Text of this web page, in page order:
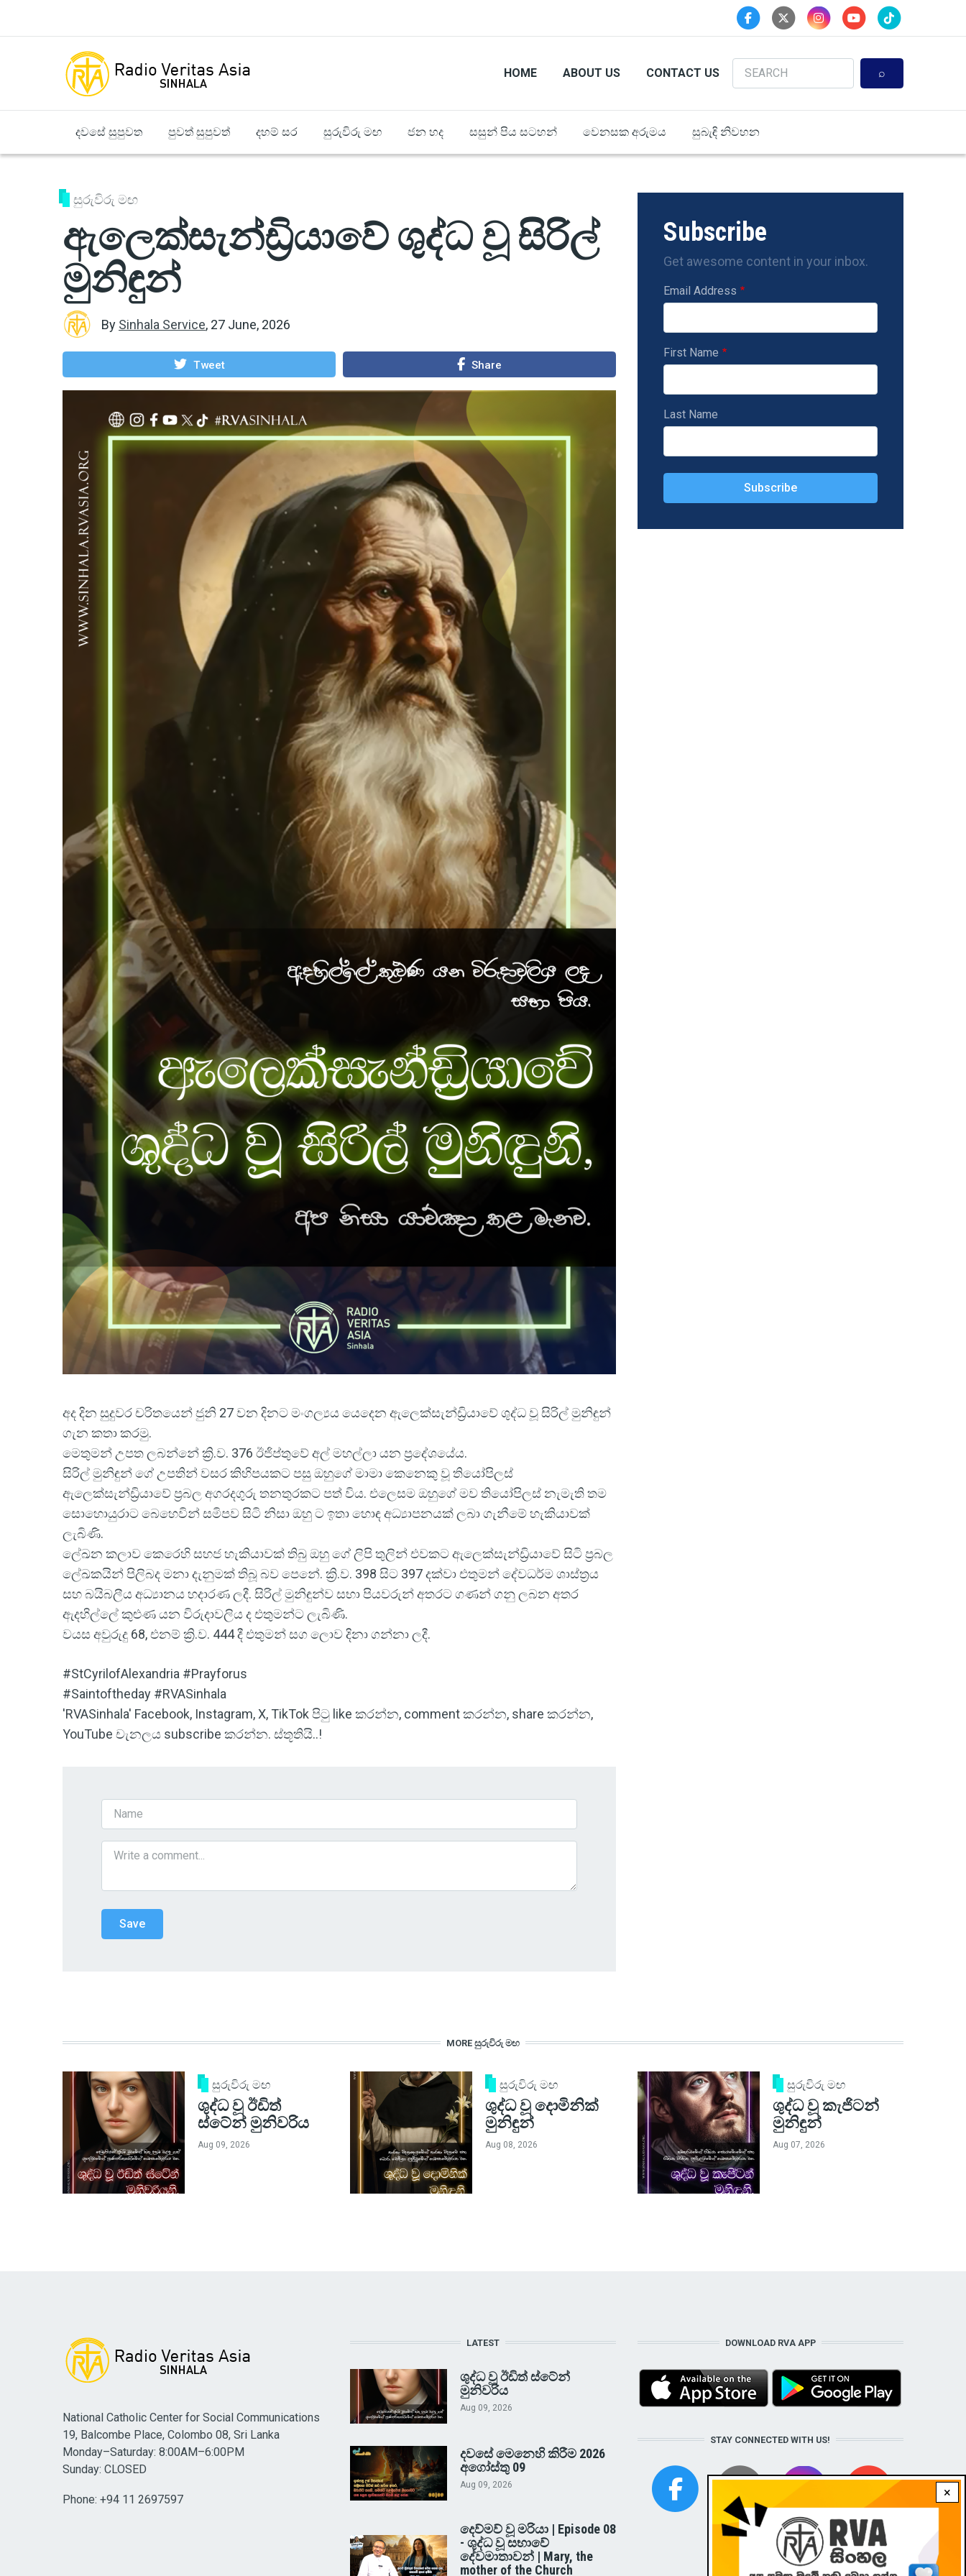
HOME ABOUT US CONTACT US
Search
දවසේ සුපුවත පුවත් සුපුවත් දහම් සර සුරුවිරු මඟ ජන හද සසුන් පිය සටහන් වෙනසක අරුමය සුබැඳි නිවහන
සුරුවිරු මඟ
ඇලෙක්සැන්ඩ්‍රියාවේ ශුද්ධ වූ සිරිල්
මුනිඳුන්
By Sinhala Service, 27 June, 2026
Tweet Share
අද දින සුදුවර චරිතයෙන් ජුනි 27 වන දිනට මංගල්‍යය යෙදෙන ඇලෙක්සැන්ඩ්‍රියාවේ ශුද්ධ වූ සිරිල් මුනිඳුන්
ගැන කතා කරමු.
මෙතුමන් උපත ලබන්නේ ක්‍රි.ව. 376 ඊජිප්තුවේ අල් මහල්ලා යන ප්‍රදේශයේය.
සිරිල් මුනිඳුන් ගේ උපතින් වසර කිහිපයකට පසු ඔහුගේ මාමා කෙනෙකු වූ තියෝපිලස්
ඇලෙක්සැන්ඩ්‍රියාවේ ප්‍රබල අගරදගුරු තනතුරකට පත් විය. එලෙසම ඔහුගේ මව තියෝපිලස් නැමැති තම
සොහොයුරාට බෙහෙවින් සමිපව සිටි නිසා ඔහු ට ඉතා හොඳ අධ්‍යාපනයක් ලබා ගැනීමේ හැකියාවක්
ලැබිණි.
ලේඛන කලාව කෙරෙහි සහජ හැකියාවක් තිබු ඔහු ගේ ලිපි තුලින් එවකට ඇලෙක්සැන්ඩ්‍රියාවේ සිටි ප්‍රබල
ලේඛකයින් පිලිබද මනා දැනුමක් තිබූ බව පෙනේ. ක්‍රි.ව. 398 සිට 397 දක්වා එතුමන් දේවධර්ම ශාස්ත්‍රය
සහ බයිබලීය අධ්‍යානය හදාරණ ලදී. සිරිල් මුනිඳුන්ව සභා පියවරුන් අතරට ගණන් ගනු ලබන අතර
ඇදහිල්ලේ කුළුණ යන විරුදාවලිය ද එතුමන්ට ලැබිණි.
වයස අවුරුදු 68, එනම් ක්‍රි.ව. 444 දී එතුමන් සග ලොව දිනා ගන්නා ලදී.
#StCyrilofAlexandria #Prayforus
#Saintoftheday #RVASinhala
'RVASinhala' Facebook, Instagram, X, TikTok පිටු like කරන්න, comment කරන්න, share කරන්න,
YouTube චැනලය subscribe කරන්න. ස්තූතියි..!
Subscribe
Get awesome content in your inbox.
Email Address
First Name
Last Name
MORE සුරුවිරු මඟ
සුරුවිරු මඟ
ශුද්ධ වූ ඊඩිත්
ස්ටේන් මුනිවරිය
Aug 09, 2026
සුරුවිරු මඟ
ශුද්ධ වූ දොමිනික්
මුනිඳුන්
Aug 08, 2026
සුරුවිරු මඟ
ශුද්ධ වූ කැජිටන්
මුනිඳුන්
Aug 07, 2026
×
National Catholic Center for Social Communications
19, Balcombe Place, Colombo 08, Sri Lanka
Monday–Saturday: 8:00AM–6:00PM
Sunday: CLOSED
Phone: +94 11 2697597
LATEST
ශුද්ධ වූ ඊඩිත් ස්ටේන්
මුනිවරිය
Aug 09, 2026
දවසේ මෙනෙහි කිරීම 2026
අගෝස්තු 09
Aug 09, 2026
දෙව්මව් වූ මරියා | Episode 08
- ශුද්ධ වූ සභාවේ
දේවමාතාවන් | Mary, the
mother of the Church
DOWNLOAD RVA APP
STAY CONNECTED WITH US!